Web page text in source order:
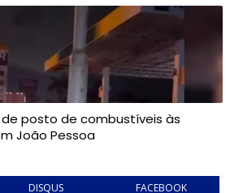
posto de combustíveis às
João Pessoa
DISQUS FACEBOOK